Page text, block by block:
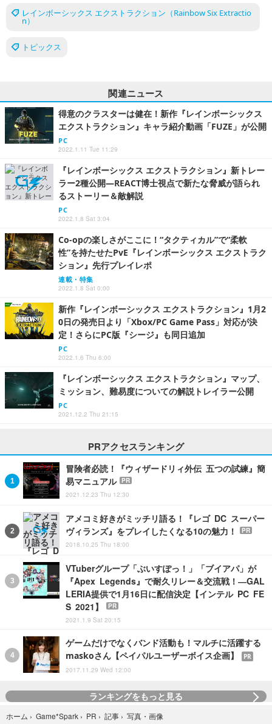
レインボーシックス エクストラクション（Rainbow Six Extractio
n）
トピックス
関連ニュース
得意のクラスターは健在！新作『レインボーシックス
エクストラクション』キャラ紹介動画「FUZE」が公開
PC
2022.1.11 Tue 11:29
『レインボーシックス エクストラクション』新トレー
ラー2種公開―REACT博士視点で新たな脅威が語られ
るストーリー＆敵解説
PC
2022.1.8 Sat 3:04
Co-opの楽しさがここに！“タクティカル”で“柔軟
性”を持たせたPvE『レインボーシックス エクストラク
ション』先行プレイレポ
連載・特集
2022.1.8 Sat 0:00
新作『レインボーシックス エクストラクション』1月2
0日の発売日より「Xbox/PC Game Pass」対応が決
定！さらにPC版『シージ』も同日追加
PC
2022.1.6 Thu 6:00
『レインボーシックス エクストラクション』マップ、
ミッション、難易度についての解説トレイラー公開
PC
2021.12.2 Thu 21:15
PRアクセスランキング
冒険者必読！『ウィザードリィ外伝 五つの試練』簡
易マニュアル
PR
2021.12.23 Thu 12:30
アメコミ好きがミッチリ語る！『レゴ DC スーパー
ヴィランズ』をプレイしたくなる10の魅力！
PR
2018.10.25 Thu 18:00
VTuberグループ「ぶいすぽっ！」「ブイアパ」が
『Apex Legends』で耐久リレー＆交流戦！―GAL
LERIA提供で1月16日に配信決定【インテル PC FE
S 2021】
PR
2021.1.9 Sat 20:15
ゲームだけでなくバンド活動も！マルチに活躍する
maskoさん【ペイパルユーザーボイス企画】
PR
2017.11.29 Wed 12:00
ランキングをもっと見る
ホーム › Game*Spark › PR › 記事 › 写真・画像